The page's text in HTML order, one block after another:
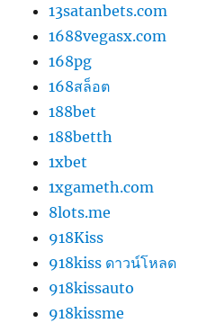
13satanbets.com
1688vegasx.com
168pg
168สล็อต
188bet
188betth
1xbet
1xgameth.com
8lots.me
918Kiss
918kiss ดาวน์โหลด
918kissauto
918kissme